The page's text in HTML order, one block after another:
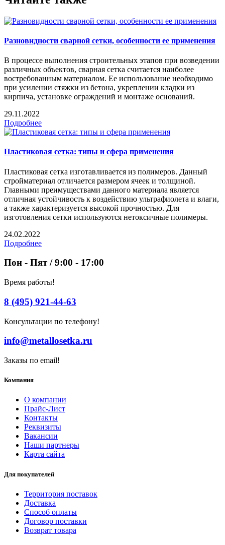
Разновидности сварной сетки, особенности ее применения
В процессе выполнения строительных этапов при возведении
различных объектов, сварная сетка считается наиболее
востребованным материалом. Ее использование необходимо
при усилении стяжки из бетона, укреплении кладки из
кирпича, установке ограждений и монтаже оснований.
29.11.2022
Подробнее
Пластиковая сетка: типы и сфера применения
Пластиковая сетка изготавливается из полимеров. Данный
стройматериал отличается размером ячеек и толщиной.
Главными преимуществами данного материала является
отличная устойчивость к воздействию ультрафиолета и влаги,
а также характеризуется высокой прочностью. Для
изготовления сетки используются нетоксичные полимеры.
24.02.2022
Подробнее
Пон - Пят / 9:00 - 17:00
Время работы!
8 (495) 921-44-63
Консультации по телефону!
info@metallosetka.ru
Заказы по email!
Компания
О компании
Прайс-Лист
Контакты
Реквизиты
Вакансии
Наши партнеры
Карта сайта
Для покупателей
Территория поставок
Доставка
Способ оплаты
Договор поставки
Возврат товара